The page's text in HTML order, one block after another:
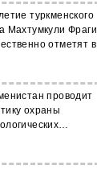
туркменского
Махтумкули Фраги
отметят в
проводит
охраны